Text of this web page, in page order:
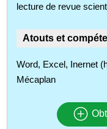
lecture de revue
Atouts et
Word, Excel, Inernet
Mécaplan